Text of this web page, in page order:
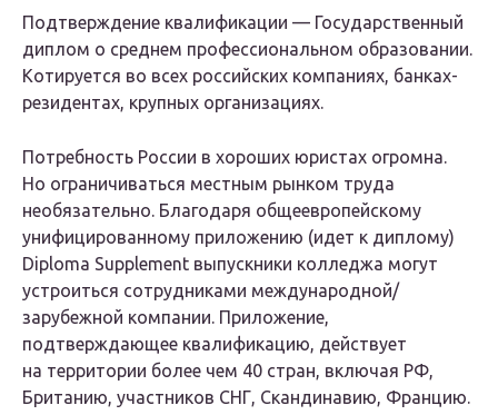
Подтверждение квалификации — Государственный
диплом о среднем профессиональном образовании.
Котируется во всех российских компаниях, банках-
резидентах, крупных организациях.
Потребность России в хороших юристах огромна.
Но ограничиваться местным рынком труда
необязательно. Благодаря общеевропейскому
унифицированному приложению (идет к диплому)
Diploma Supplement выпускники колледжа могут
устроиться сотрудниками международной/
зарубежной компании. Приложение,
подтверждающее квалификацию, действует
на территории более чем 40 стран, включая РФ,
Британию, участников СНГ, Скандинавию, Францию.